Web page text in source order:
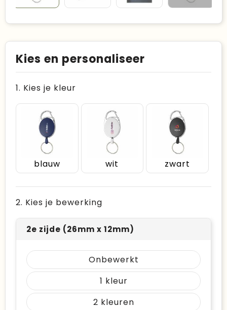
Kies en personaliseer
1. Kies je kleur
blauw wit zwart
2. Kies je bewerking
2e zijde (26mm x 12mm)
Onbewerkt
1
2